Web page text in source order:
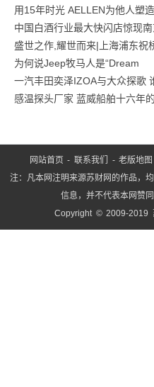
炼
工
业
互
联
网
用15年时光 AELLEN为他人塑造
中国白酒行业最大快闪店惊现南
盛世之作,耀世而来|上海浦东祝
为何说Jeep牧马人是“Dream
一汽丰田奕泽IZOA与大众探歌
感温探头厂家 蓝威船舶十六年
网站首页 - 联系我们 -老版地图
注：凡本网注明来源苏财网的作品，
信息，并不代表本网赞
Copyright © 2009-2019